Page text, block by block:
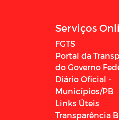
Serviços
FGTS
Portal da
do Governo
Diário Oficial -
Municípios/PB
Links Úteis
Transparência